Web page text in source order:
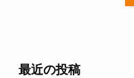
最近の投稿